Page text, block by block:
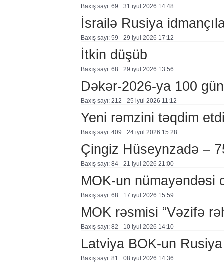
Baxış sayı: 69 31 i̇yul 2026 14:48
İsrailə Rusiya
Baxış sayı: 59 29 i̇yul 2026 17:12
İtkin düşüb
Baxış sayı: 68 29 i̇yul 2026 13:56
Dəkər-2026-ya 100
Baxış sayı: 212 25 i̇yul 2026 11:12
Yeni rəmzini təqdim
Baxış sayı: 409 24 i̇yul 2026 15:28
Çingiz Hüseynzadə –
Baxış sayı: 84 21 i̇yul 2026 21:00
MOK-un nümayəndəsi
Baxış sayı: 68 17 i̇yul 2026 15:59
MOK rəsmisi “Vəzifə
Baxış sayı: 82 10 i̇yul 2026 14:10
Latviya BOK-un
Baxış sayı: 81 08 i̇yul 2026 14:36